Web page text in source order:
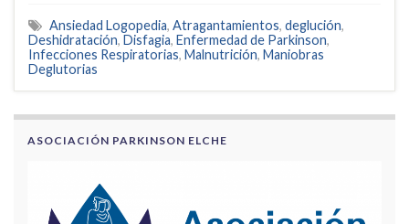
Ansiedad Logopedia, Atragantamientos, deglución,
Deshidratación, Disfagia, Enfermedad de Parkinson,
Infecciones Respiratorias, Malnutrición, Maniobras
Deglutorias
ASOCIACIÓN PARKINSON ELCHE